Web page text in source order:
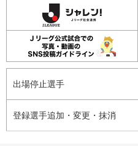
出場停止選手
登録選手追加・変更・抹消